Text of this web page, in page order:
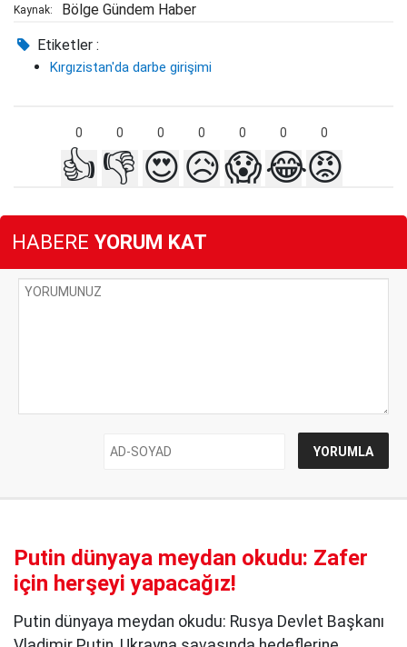
Kaynak: Bölge Gündem Haber
Etiketler :
Kırgızistan'da darbe girişimi
0 0 0 0 0 0 0
👍 👎 😍😥😱😂😡
HABERE YORUM KAT
Putin dünyaya meydan okudu: Zafer
için herşeyi yapacağız!
Putin dünyaya meydan okudu: Rusya Devlet Başkanı